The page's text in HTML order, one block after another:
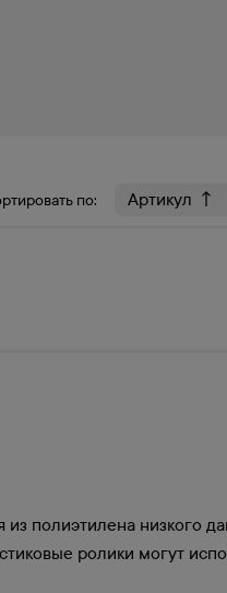
по:
полиэтилена низкого
ролики могут